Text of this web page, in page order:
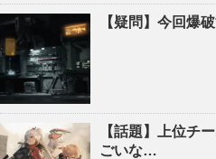
【疑問】今回爆
【話題】上位チ
ごいな…